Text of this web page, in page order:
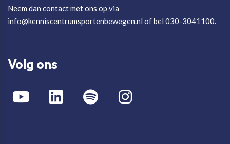
Neem dan contact met ons op via
info@kenniscentrumsportenbewegen.nl of bel 030-3041100.
Volg ons